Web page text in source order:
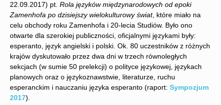
22.09.2017) pt. Rola języków międzynarodowych od epoki
Zamenhofa po dzisiejszy wielokulturowy świat, które miało na
celu obchody roku Zamenhofa i 20-lecia Studiów. Było ono
otwarte dla szerokiej publiczności, oficjalnymi językami były:
esperanto, język angielski i polski. Ok. 80 uczestników z różnych
krajów dyskutowało przez dwa dni w trzech równoległych
sekcjach (w sumie 50 prelekcji) o polityce językowej, językach
planowych oraz o językoznawstwie, literaturze, ruchu
esperanckim i nauczaniu języka esperanto (raport: Sympozjum
2017).